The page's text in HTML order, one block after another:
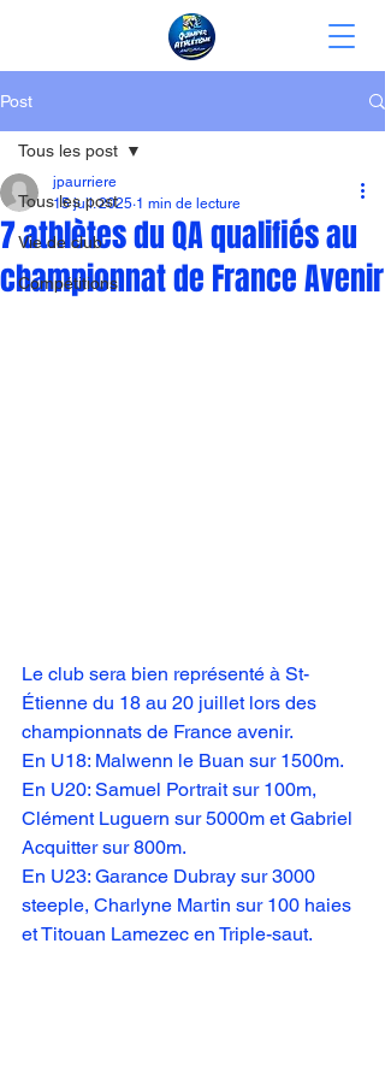
Post
Tous les post
Vie de club
Compétitions
Tous les post
7 athlètes du QA qualifiés au
championnat de France Avenir
jpaurriere
15 juil. 2025 1 min de lecture
Le club sera bien représenté à St-
Étienne du 18 au 20 juillet lors des
championnats de France avenir.
En U18: Malwenn le Buan sur 1500m.
En U20: Samuel Portrait sur 100m,
Clément Luguern sur 5000m et Gabriel
Acquitter sur 800m.
En U23: Garance Dubray sur 3000
steeple, Charlyne Martin sur 100 haies
et Titouan Lamezec en Triple-saut.